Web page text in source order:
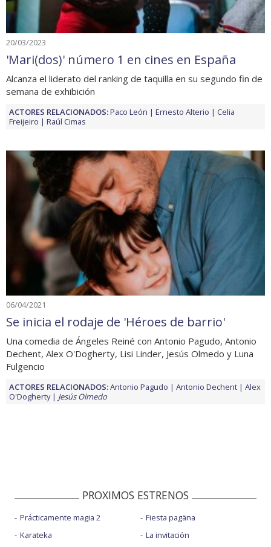
20/03/2023
'Mari(dos)' número 1 en cines en España
Alcanza el liderato del ranking de taquilla en su segundo fin de
semana de exhibición
ACTORES RELACIONADOS:Paco León Ernesto Alterio
Celia
Freijeiro
Raúl Cimas
06/04/2021
Se inicia el rodaje de 'Héroes de barrio'
Una comedia de Ángeles Reiné con Antonio Pagudo, Antonio
Dechent, Alex O'Dogherty, Lisi Linder, Jesús Olmedo y Luna
Fulgencio
ACTORES RELACIONADOS:Antonio Pagudo Antonio Dechent
Alex
O'Dogherty
Jesús Olmedo
PROXIMOS ESTRENOS
Prácticamente magia 2
Karateka
Fiesta pagäna
La invitación